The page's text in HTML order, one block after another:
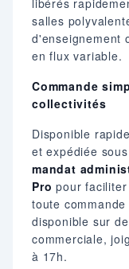
salles
d'enseignement
en flux variable.
Commande
collectivités
Disponible
et expédiée
mandat
Pro pour
toute
disponible sur
commerciale,
à 17h.